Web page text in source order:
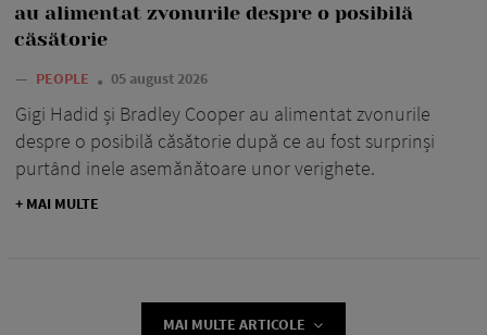
au alimentat zvonurile despre o posibilă
căsătorie
— PEOPLE 05 august 2026
Gigi Hadid și Bradley Cooper au alimentat zvonurile
despre o posibilă căsătorie după ce au fost surprinși
purtând inele asemănătoare unor verighete.
+ MAI MULTE
MAI MULTE ARTICOLE